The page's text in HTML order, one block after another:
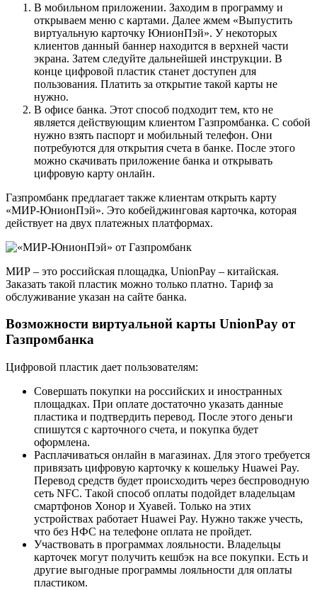
В мобильном приложении. Заходим в программу и
открываем меню с картами. Далее жмем «Выпустить
виртуальную карточку ЮнионПэй». У некоторых
клиентов данный баннер находится в верхней части
экрана. Затем следуйте дальнейшей инструкции. В
конце цифровой пластик станет доступен для
пользования. Платить за открытие такой карты не
нужно.
В офисе банка. Этот способ подходит тем, кто не
является действующим клиентом Газпромбанка. С собой
нужно взять паспорт и мобильный телефон. Они
потребуются для открытия счета в банке. После этого
можно скачивать приложение банка и открывать
цифровую карту онлайн.
Газпромбанк предлагает также клиентам открыть карту
«МИР-ЮнионПэй». Это кобейджинговая карточка, которая
действует на двух платежных платформах.
МИР – это российская площадка, UnionPay – китайская.
Заказать такой пластик можно только платно. Тариф за
обслуживание указан на сайте банка.
Возможности виртуальной карты UnionPay от
Газпромбанка
Цифровой пластик дает пользователям:
Совершать покупки на российских и иностранных
площадках. При оплате достаточно указать данные
пластика и подтвердить перевод. После этого деньги
спишутся с карточного счета, и покупка будет
оформлена.
Расплачиваться онлайн в магазинах. Для этого требуется
привязать цифровую карточку к кошельку Huawei Pay.
Перевод средств будет происходить через беспроводную
сеть NFC. Такой способ оплаты подойдет владельцам
смартфонов Хонор и Хуавей. Только на этих
устройствах работает Huawei Pay. Нужно также учесть,
что без НФС на телефоне оплата не пройдет.
Участвовать в программах лояльности. Владельцы
карточек могут получить кешбэк на все покупки. Есть и
другие выгодные программы лояльности для оплаты
пластиком.